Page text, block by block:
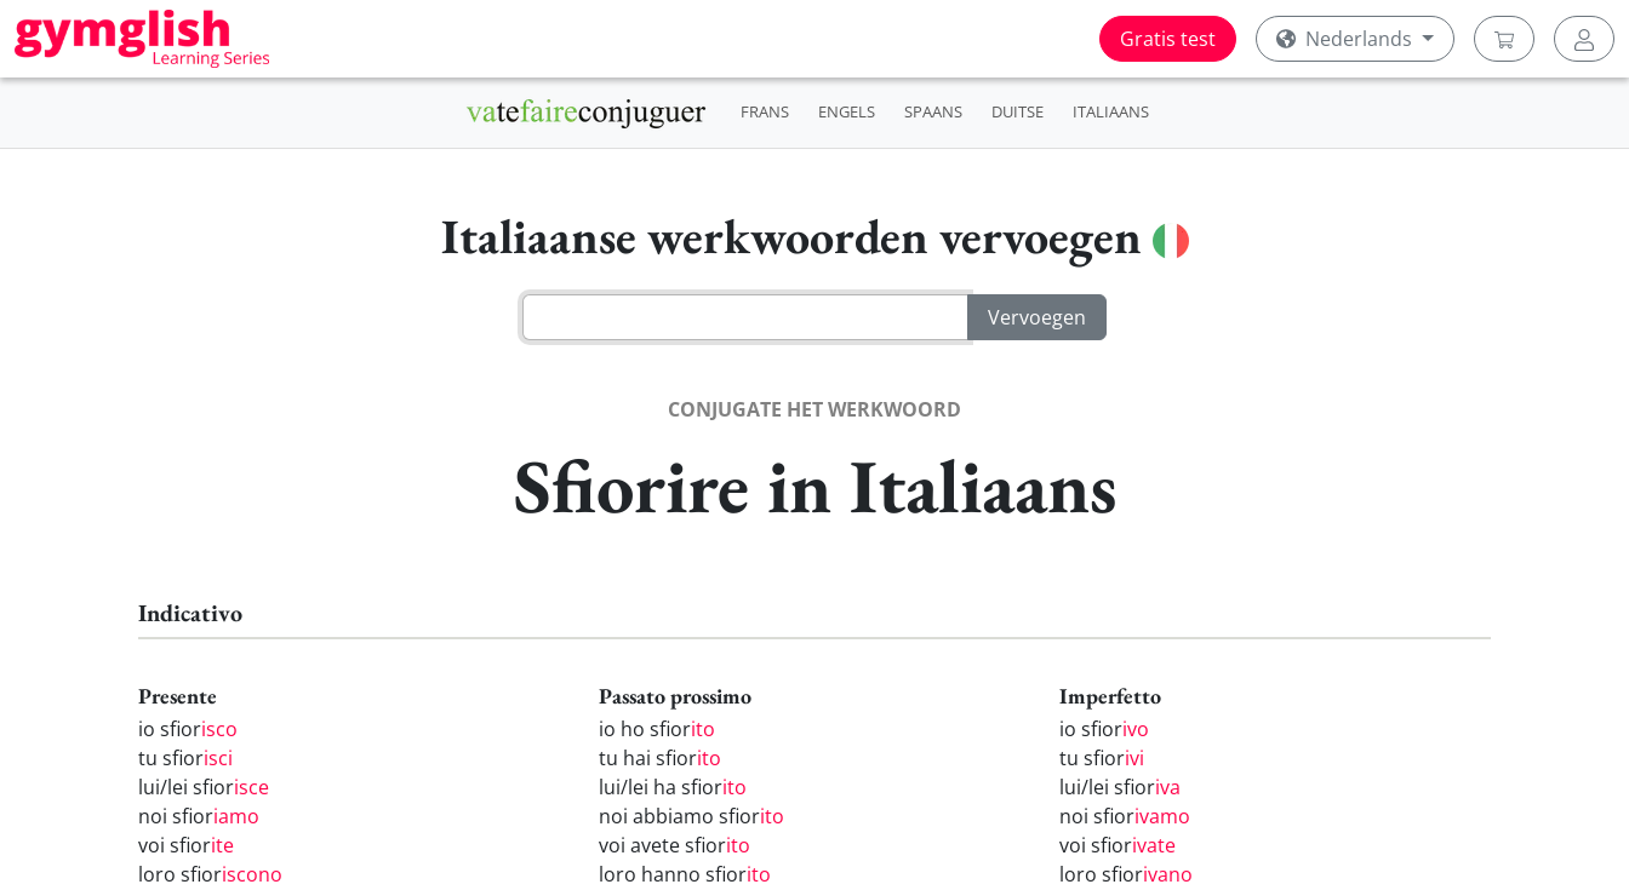
Gratis test Nederlands
FRANS ENGELS SPAANS DUITSE ITALIAANS
Italiaanse werkwoorden vervoegen
CONJUGATE HET WERKWOORD
Sfiorire in Italiaans
Indicativo
Presente
io sfiorisco
tu sfiorisci
lui/lei sfiorisce
noi sfioriamo
voi sfiorite
loro sfioriscono
Passato prossimo
io ho sfiorito
tu hai sfiorito
lui/lei ha sfiorito
noi abbiamo sfiorito
voi avete sfiorito
loro hanno sfiorito
Imperfetto
io sfiorivo
tu sfiorivi
lui/lei sfioriva
noi sfiorivamo
voi sfiorivate
loro sfiorivano